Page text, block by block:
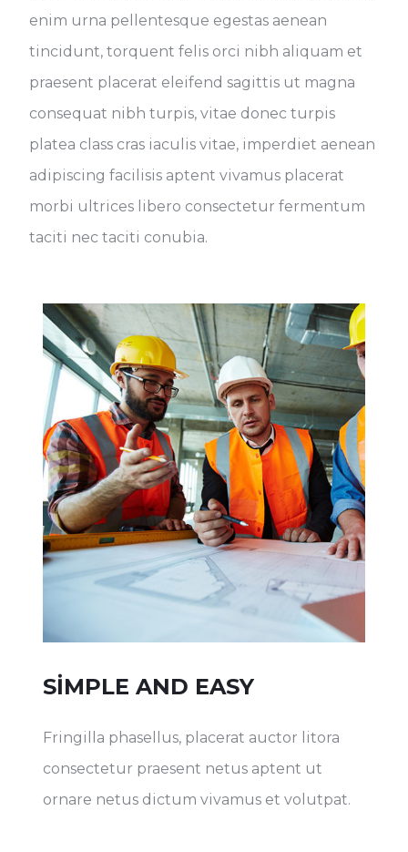
enim urna pellentesque egestas aenean
tincidunt, torquent felis orci nibh aliquam et
praesent placerat eleifend sagittis ut magna
consequat nibh turpis, vitae donec turpis
platea class cras iaculis vitae, imperdiet aenean
adipiscing facilisis aptent vivamus placerat
morbi ultrices libero consectetur fermentum
taciti nec taciti conubia.
SIMPLE AND EASY
Fringilla phasellus, placerat auctor litora
consectetur praesent netus aptent ut
ornare netus dictum vivamus et volutpat.